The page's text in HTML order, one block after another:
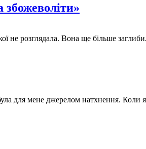
не розглядала. Вона ще більше
для мене джерелом натхнення.